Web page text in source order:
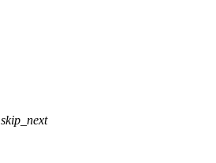
skip_next